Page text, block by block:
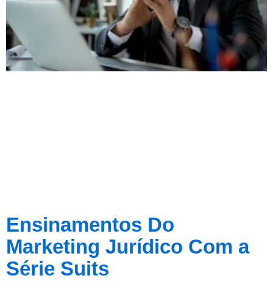
Ensinamentos Do
Marketing Jurídico Com a
Série Suits